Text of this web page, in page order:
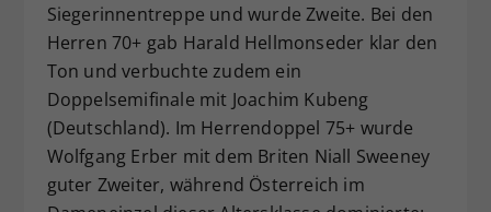
Siegerinnentreppe und wurde Zweite. Bei den
Herren 70+ gab Harald Hellmonseder klar den
Ton und verbuchte zudem ein
Doppelsemifinale mit Joachim Kubeng
(Deutschland). Im Herrendoppel 75+ wurde
Wolfgang Erber mit dem Briten Niall Sweeney
guter Zweiter, während Österreich im